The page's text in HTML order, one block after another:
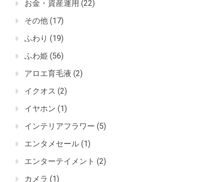
お金・資産運用 (22)
その他 (17)
ふわり (19)
ふわ姫 (56)
アロエ育毛液 (2)
イクオス (2)
イヤホン (1)
インテリアフラワー (5)
エンタメセール (1)
エンターテイメント (2)
カメラ (1)